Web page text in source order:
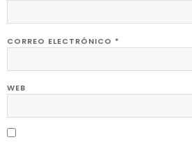
CORREO ELECTRÓNICO *
WEB